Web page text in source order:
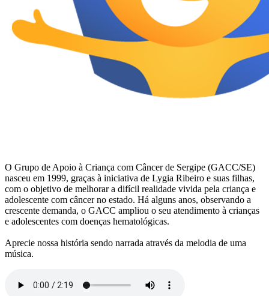
O Grupo de Apoio à Criança com Câncer de Sergipe (GACC/SE)
nasceu em 1999, graças à iniciativa de Lygia Ribeiro e suas filhas,
com o objetivo de melhorar a difícil realidade vivida pela criança e
adolescente com câncer no estado. Há alguns anos, observando a
crescente demanda, o GACC ampliou o seu atendimento à crianças
e adolescentes com doenças hematológicas.
Aprecie nossa história sendo narrada através da melodia de uma
música.